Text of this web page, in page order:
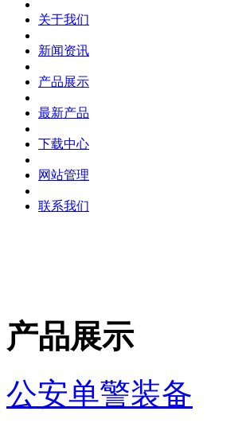
关于我们
新闻资讯
产品展示
最新产品
下载中心
网站管理
联系我们
产品展示
公安单警装备